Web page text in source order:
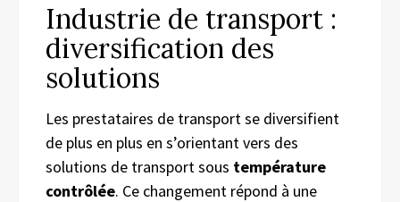
Industrie de transport :
diversification des
solutions
Les prestataires de transport se diversifient
de plus en plus en s’orientant vers des
solutions de transport sous température
contrôlée. Ce changement répond à une